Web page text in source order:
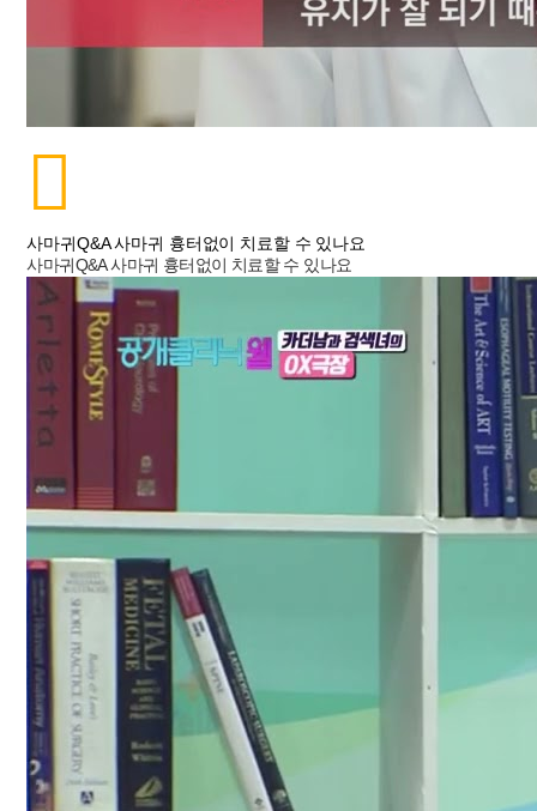
사마귀Q&A 사마귀 흉터없이 치료할 수 있나요
사마귀Q&A 사마귀 흉터없이 치료할 수 있나요